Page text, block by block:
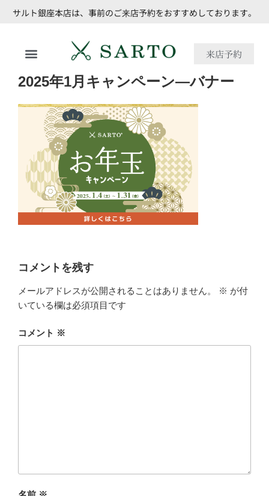
サルト銀座本店は、事前のご来店予約をおすすめしております。
来店予約
2025年1月キャンペーン—バナー
コメントを残す
メールアドレスが公開されることはありません。 ※ が付
いている欄は必須項目です
コメント ※